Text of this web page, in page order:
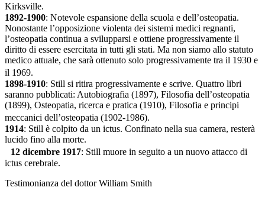
Kirksville.
1892-1900: Notevole espansione della scuola e dell’osteopatia.
Nonostante l’opposizione violenta dei sistemi medici regnanti,
l’osteopatia continua a svilupparsi e ottiene progressivamente il
diritto di essere esercitata in tutti gli stati. Ma non siamo allo statuto
medico attuale, che sarà ottenuto solo progressivamente tra il 1930 e
il 1969.
1898-1910: Still si ritira progressivamente e scrive. Quattro libri
saranno pubblicati: Autobiografia (1897), Filosofia dell’osteopatia
(1899), Osteopatia, ricerca e pratica (1910), Filosofia e principi
meccanici dell’osteopatia (1902-1986).
1914: Still è colpito da un ictus. Confinato nella sua camera, resterà
lucido fino alla morte.
12 dicembre 1917: Still muore in seguito a un nuovo attacco di
ictus cerebrale.
Testimonianza del dottor William Smith